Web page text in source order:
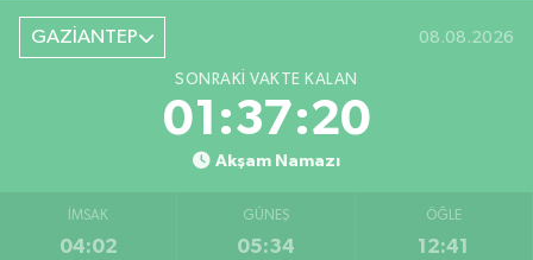
GAZİANTEP 08.08.2026
SONRAKI VAKTE KALAN
01:37:19
Akşam Namazı
İMSAK
04:02
GÜNEŞ
05:34
ÖĞLE
12:41